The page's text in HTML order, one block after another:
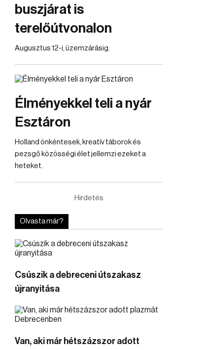
buszjárat is
terelőútvonalon
Augusztus 12-i, üzemzárásig.
Élményekkel teli a nyár
Esztáron
Holland önkéntesek, kreatív táborok és
pezsgő közösségi élet jellemzi ezeket a
heteket.
Hirdetés
Olvasta már?
Csúszik a debreceni útszakasz
újranyitása
Van, aki már hétszázszor adott